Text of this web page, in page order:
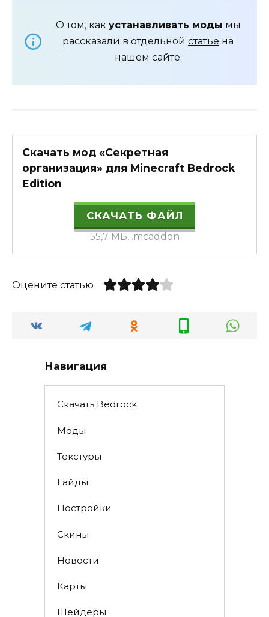
О том, как устанавливать моды мы
рассказали в отдельной статье на
нашем сайте.
Скачать мод «Секретная
организация» для Minecraft Bedrock
Edition
СКАЧАТЬ ФАЙЛ
55,7 МБ, .mcaddon
Оцените статью
Навигация
Скачать Bedrock
Моды
Текстуры
Гайды
Постройки
Скины
Новости
Карты
Шейдеры